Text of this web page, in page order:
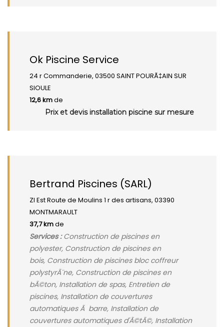
Ok Piscine Service
24 r Commanderie, 03500 SAINT POURÃ‡AIN SUR
SIOULE
12,6 kmde
Prix et devis installation piscine sur mesure
Bertrand Piscines (SARL)
ZI Est Route de Moulins 1 r des artisans, 03390
MONTMARAULT
37,7 kmde
Services :Construction de piscines en
polyester, Construction de piscines en
bois, Construction de piscines bloc coffreur
polystyrÃ¨ne, Construction de piscines en
bÃ©ton, Installation de spas, Entretien de
piscines, Installation de couvertures
automatiques Ã barre, Installation de
couvertures automatiques d'Ã©tÃ©, Installation